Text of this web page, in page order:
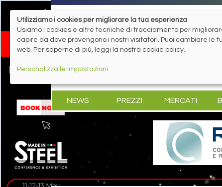
NEWS PREZZI MERCATI
Utilizziamo i cookies per migliorare la tua esperienza
Usiamo i cookies e altre tecniche di tracciamento per
capire da dove provengono i nostri visitatori. Puoi cambiare
web. Per saperne di più, leggi la nostra cookie policy.
Personalizza le impostazioni